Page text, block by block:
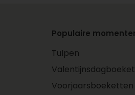
Populaire
Tulpen
Voorjaarsboeketten